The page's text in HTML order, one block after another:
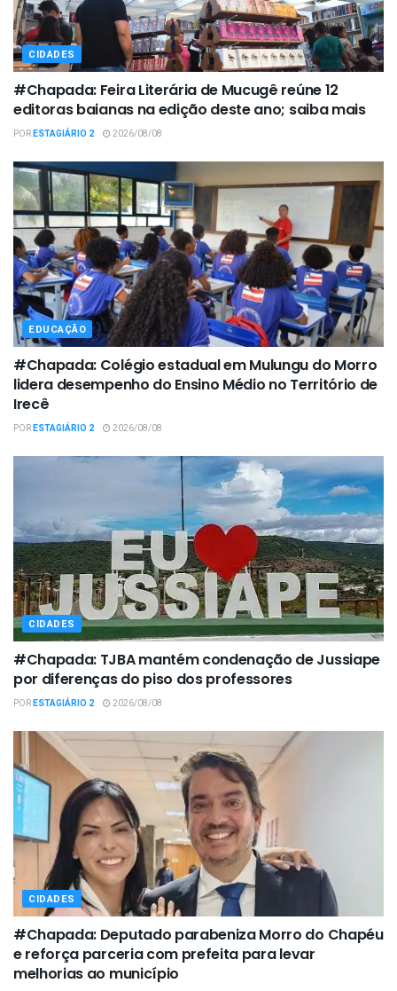
CIDADES
#Chapada: Feira Literária de Mucugê reúne 12
editoras baianas na edição deste ano; saiba mais
PORESTAGIÁRIO 2 2026/08/08
EDUCAÇÃO
#Chapada: Colégio estadual em Mulungu do Morro
lidera desempenho do Ensino Médio no Território de
Irecê
PORESTAGIÁRIO 2 2026/08/08
CIDADES
#Chapada: TJBA mantém condenação de Jussiape
por diferenças do piso dos professores
PORESTAGIÁRIO 2 2026/08/08
CIDADES
#Chapada: Deputado parabeniza Morro do Chapéu
e reforça parceria com prefeita para levar
melhorias ao município